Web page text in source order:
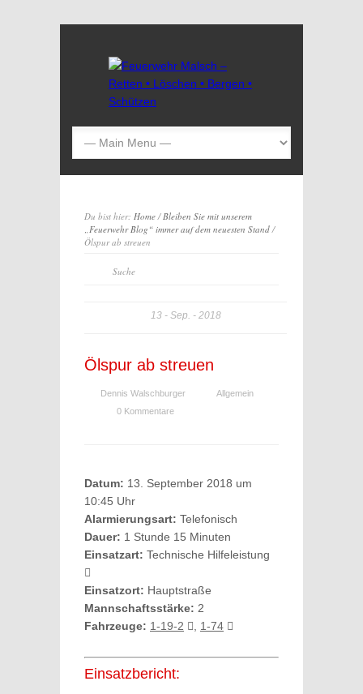
Du bist hier: Home/Bleiben Sie mit unserem
„Feuerwehr Blog“ immer auf dem neuesten Stand/
Ölspur ab streuen
13 Sep. 2018
Ölspur ab streuen
Dennis Walschburger
Allgemein
0 Kommentare
Datum: 13. September 2018 um
10:45 Uhr
Alarmierungsart: Telefonisch
Dauer: 1 Stunde 15 Minuten
Einsatzart: Technische Hilfeleistung
Einsatzort: Hauptstraße
Mannschaftsstärke: 2
Fahrzeuge: 1-19-2 1-74
Einsatzbericht: